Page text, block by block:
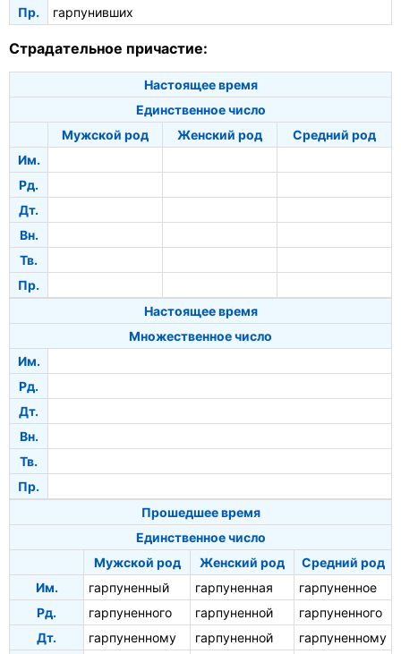
Пр. гарпунивших
Страдательное причастие:
Настоящее время
Единственное число
Мужской род
Женский род
Средний род
Им.
Рд.
Дт.
Вн.
Тв.
Пр.
Настоящее время
Множественное число
Им.
Рд.
Дт.
Вн.
Тв.
Пр.
Прошедшее время
Единственное число
Мужской род
Женский род
Средний род
Им.
гарпуненный гарпуненная
гарпуненное
Рд.
гарпуненного гарпуненной
гарпуненного
Дт.
гарпуненному гарпуненной гарпуненному